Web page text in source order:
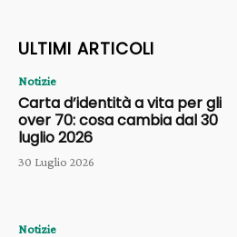
ULTIMI ARTICOLI
Notizie
Carta d’identità a vita per gli
over 70: cosa cambia dal 30
luglio 2026
30 Luglio 2026
Notizie